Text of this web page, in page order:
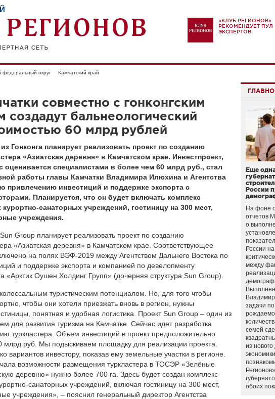
«КЛУБ РЕГИОНОВ»
РЕКОМЕНДУЕТ ПУЛ
ЭКСПЕРТОВ
федеральный округ Камчатский край
совместно с гонконгским
создадут бальнеологический
60 млрд рублей
Гонконга планирует реализовать проект по созданию
«Азиатская деревня» в Камчатском крае. Инвестпроект,
оценивается специалистами в более чем 60 млрд руб., стал
работы главы Камчатки Владимира Илюхина и Агентства
привлечению инвестиций и поддержке экспорта с
Планируется, что он будет включать комплекс
санаторных учреждений, гостиницу на 300 мест,
учреждения.
Sun Group планирует реализовать проект по созданию
«Азиатская деревня» в Камчатском крае. Соответствующее
на полях ВЭФ-2019 между Агентством Дальнего Востока по
и поддержке экспорта и компанией по девелопменту
«Арктик Оушен Холдинг Групп» (дочерняя структура Sun Group).
туристическим потенциалом. Но, для того чтобы
чтобы они хотели приезжать вновь в регион, нужны
понятная и удобная логистика. Проект Sun Group – один из
для развития туризма на Камчатке. Сейчас идет разработка
туркластера. Объем инвестиций в проект предположительно
млрд руб. Мы подыскиваем площадку для реализации проекта.
вариантов инвестору, показав ему земельные участки в регионе.
возможности размещения туркластера в ТОСЭР «Зелёные
деревню» нужно более 700 га. Здесь будет создан комплекс
санаторных учреждений, включая гостиницу на 300 мест,
учреждения», – пояснил генеральный директор Агентства
Еще
России
На фоне
отчетов
о
России
между
задачи
семей
из
обоих